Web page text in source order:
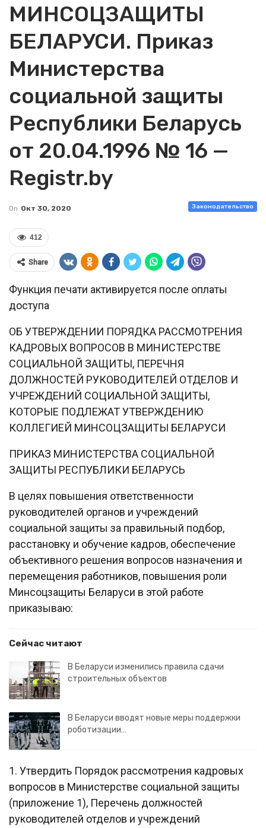
МИНСОЦЗАЩИТЫ
БЕЛАРУСИ. Приказ
Министерства
социальной защиты
Республики Беларусь
от 20.04.1996 № 16 —
Registr.by
Законодательство
On Окт 30, 2020
412
Share
Функция печати активируется после оплаты
доступа
ОБ УТВЕРЖДЕНИИ ПОРЯДКА РАССМОТРЕНИЯ
КАДРОВЫХ ВОПРОСОВ В МИНИСТЕРСТВЕ
СОЦИАЛЬНОЙ ЗАЩИТЫ, ПЕРЕЧНЯ
ДОЛЖНОСТЕЙ РУКОВОДИТЕЛЕЙ ОТДЕЛОВ И
УЧРЕЖДЕНИЙ СОЦИАЛЬНОЙ ЗАЩИТЫ,
КОТОРЫЕ ПОДЛЕЖАТ УТВЕРЖДЕНИЮ
КОЛЛЕГИЕЙ МИНСОЦЗАЩИТЫ БЕЛАРУСИ
ПРИКАЗ МИНИСТЕРСТВА СОЦИАЛЬНОЙ
ЗАЩИТЫ РЕСПУБЛИКИ БЕЛАРУСЬ
В целях повышения ответственности
руководителей органов и учреждений
социальной защиты за правильный подбор,
расстановку и обучение кадров, обеспечение
объективного решения вопросов назначения и
перемещения работников, повышения роли
Минсоцзащиты Беларуси в этой работе
приказываю:
Сейчас читают
В Беларуси изменились правила сдачи
строительных объектов
В Беларуси вводят новые меры поддержки
роботизации…
1. Утвердить Порядок рассмотрения кадровых
вопросов в Министерстве социальной защиты
(приложение 1), Перечень должностей
руководителей отделов и учреждений